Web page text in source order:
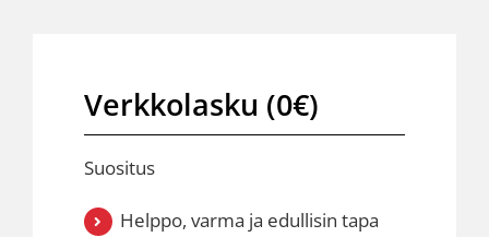
Verkkolasku (0€)
Suositus
Helppo, varma ja edullisin tapa